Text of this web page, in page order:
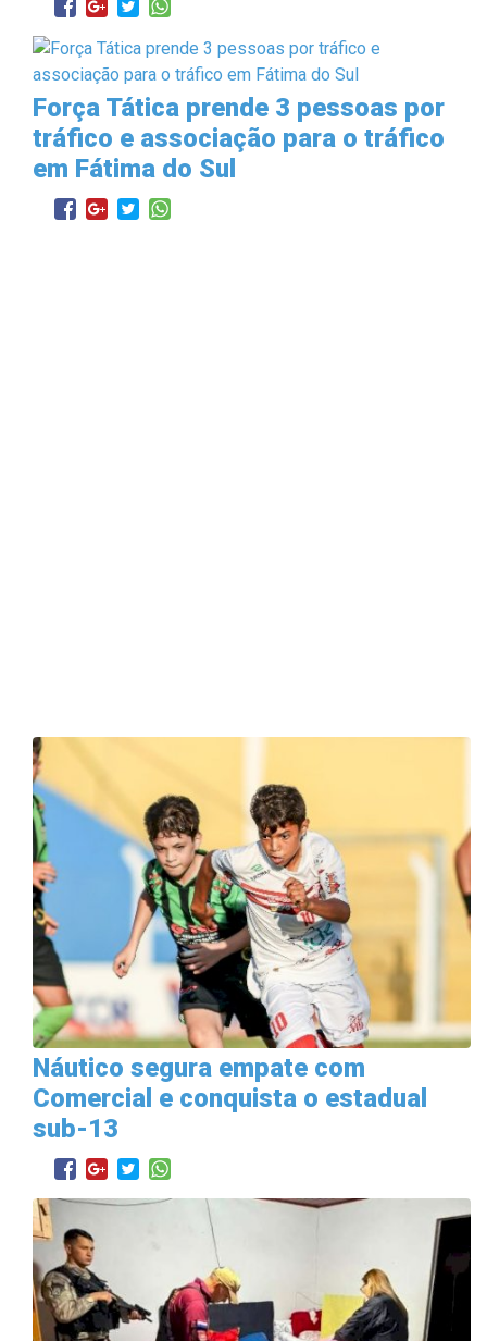
Força Tática prende 3 pessoas por
tráfico e associação para o tráfico
em Fátima do Sul
Náutico segura empate com
Comercial e conquista o estadual
sub-13